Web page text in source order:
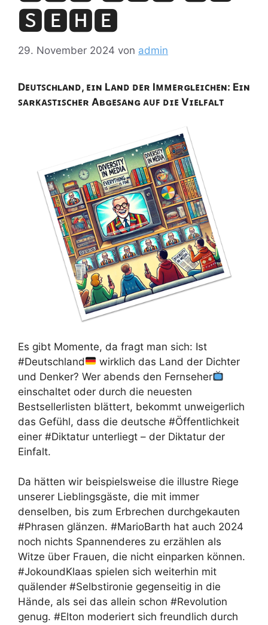
🆂🅴🅷🅴
29. November 2024 von admin
Dᴇᴜᴛꜱᴄʜʟᴀɴᴅ, ᴇɪɴ Lᴀɴᴅ ᴅᴇʀ Iᴍᴍᴇʀɢʟᴇɪᴄʜᴇɴ: Eɪɴ
ꜱᴀʀᴋᴀꜱᴛɪꜱᴄʜᴇʀ Aʙɢᴇꜱᴀɴɢ ᴀᴜꜰ ᴅɪᴇ Vɪᴇʟꜰᴀʟᴛ
Es gibt Momente, da fragt man sich: Ist
#Deutschland
wirklich das Land der Dichter
und Denker? Wer abends den Fernseher
einschaltet oder durch die neuesten
Bestsellerlisten blättert, bekommt unweigerlich
das Gefühl, dass die deutsche #Öffentlichkeit
einer #Diktatur unterliegt – der Diktatur der
Einfalt.
Da hätten wir beispielsweise die illustre Riege
unserer Lieblingsgäste, die mit immer
denselben, bis zum Erbrechen durchgekauten
#Phrasen glänzen. #MarioBarth hat auch 2024
noch nichts Spannenderes zu erzählen als
Witze über Frauen, die nicht einparken können.
#JokoundKlaas spielen sich weiterhin mit
quälender #Selbstironie gegenseitig in die
Hände, als sei das allein schon #Revolution
genug. #Elton moderiert sich freundlich durch